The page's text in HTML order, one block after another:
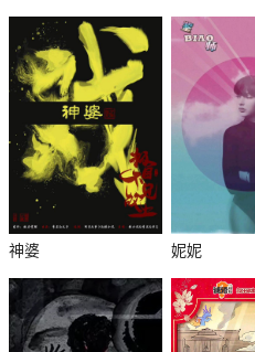
神婆 妮妮